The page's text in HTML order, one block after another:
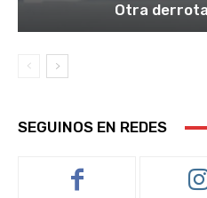
Otra
SEGUINOS EN REDES